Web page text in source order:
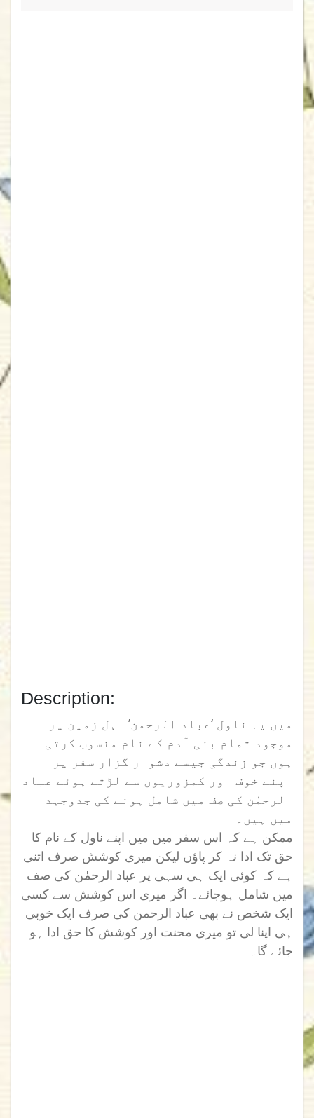
Description:
میں یہ ناول ‘عباد الرحمٰن’ اہل زمین پر
موجود تمام بنی آدم کے نام منسوب کرتی
ہوں جو زندگی جیسے دشوار گزار سفر پر
اپنے خوف اور کمزوریوں سے لڑتے ہوئے عباد
الرحمٰن کی صف میں شامل ہونے کی جدوجہد
میں ہیں۔
ممکن ہے کہ اس سفر میں میں اپنے ناول کے نام کا
حق تک ادا نہ کر پاؤں لیکن میری کوشش صرف اتنی
ہے کہ کوئی ایک ہی سہی پر عباد الرحمٰن کی صف
میں شامل ہوجائے۔ اگر میری اس کوشش سے کسی
ایک شخص نے بھی عباد الرحمٰن کی صرف ایک خوبی
ہی اپنا لی تو میری محنت اور کوشش کا حق ادا ہو
جائے گا۔